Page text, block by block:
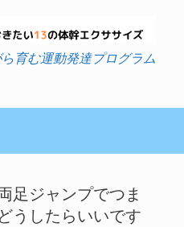
育む運動発達プログラム
足ジャンプでつま
うしたらいいです